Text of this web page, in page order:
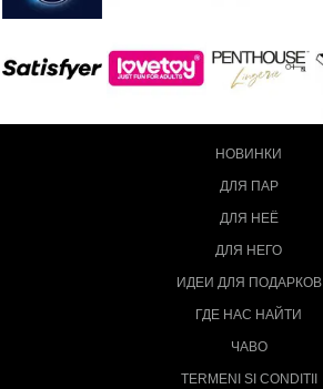
НОВИНКИ
ДЛЯ ПАР
ДЛЯ НЕЁ
ДЛЯ НЕГО
ИДЕИ ДЛЯ ПОДАРКОВ
ГДЕ НАС НАЙТИ
ЧАВО
TERMENI SI CONDITII